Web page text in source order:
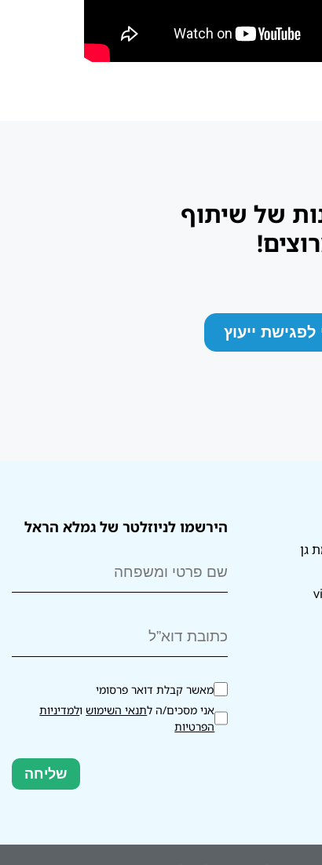
של שיתוף
הירשמו לניוזלטר של גמלא הראל
מאשר קבלת דואר פרסומי
אני מסכים/ה לתנאי השימושולמדיניות
הפרטיות